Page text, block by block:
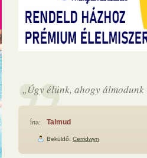
„Úgy élünk, ahogy
Írta: Talmud
Beküldő: Cerridwyn